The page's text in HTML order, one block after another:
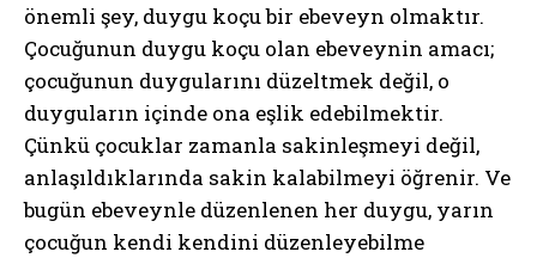
önemli şey, duygu koçu bir ebeveyn olmaktır.
Çocuğunun duygu koçu olan ebeveynin amacı;
çocuğunun duygularını düzeltmek değil, o
duyguların içinde ona eşlik edebilmektir.
Çünkü çocuklar zamanla sakinleşmeyi değil,
anlaşıldıklarında sakin kalabilmeyi öğrenir. Ve
bugün ebeveynle düzenlenen her duygu, yarın
çocuğun kendi kendini düzenleyebilme